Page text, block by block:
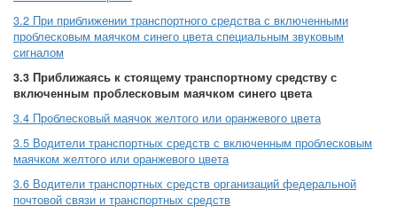
3.2 При приближении транспортного средства с включенными
проблесковым маячком синего цвета специальным звуковым
сигналом
3.3 Приближаясь к стоящему транспортному средству с
включенным проблесковым маячком синего цвета
3.4 Проблесковый маячок желтого или оранжевого цвета
3.5 Водители транспортных средств с включенным проблесковым
маячком желтого или оранжевого цвета
3.6 Водители транспортных средств организаций федеральной
почтовой связи и транспортных средств